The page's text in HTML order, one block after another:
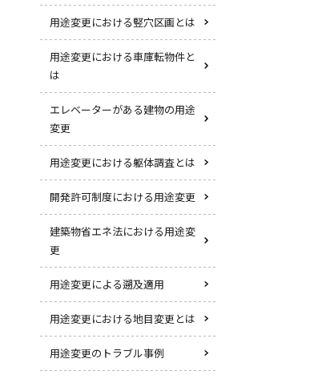
用途変更における竪穴区画とは
用途変更における車庫転物件と
は
エレベーターがある建物の用途
変更
用途変更における躯体調査とは
開発許可制度における用途変更
建築物省エネ法における用途変
更
用途変更による遡及適用
用途変更における地目変更とは
用途変更のトラブル事例